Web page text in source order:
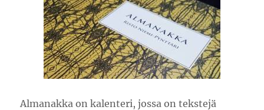
Almanakka on kalenteri, jossa on tekstejä